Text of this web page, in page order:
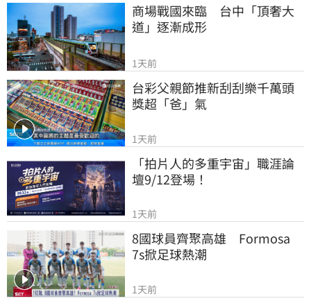
商場戰國來臨　台中「頂奢大
道」逐漸成形
1天前
台彩父親節推新刮刮樂千萬頭
獎超「爸」氣
1天前
「拍片人的多重宇宙」職涯論
壇9/12登場！
1天前
8國球員齊聚高雄　Formosa
7s掀足球熱潮
1天前